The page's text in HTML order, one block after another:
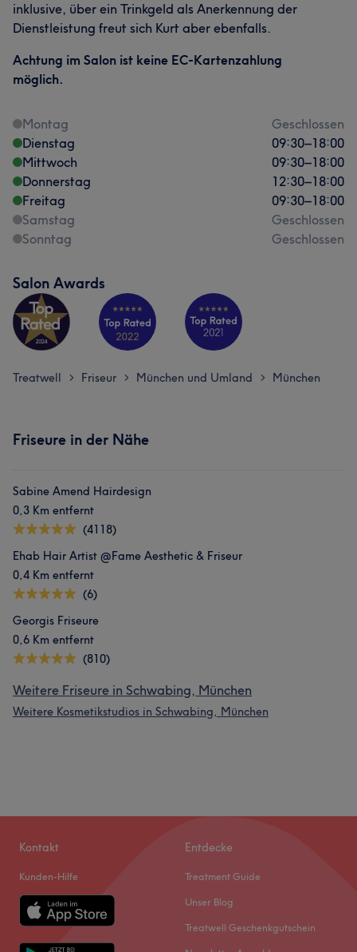
inklusive, über ein Trinkgeld als Anerkennung der
Dienstleistung freut sich Kurt aber ebenfalls.
Achtung im Salon ist keine EC-Kartenzahlung
möglich.
Montag
Geschlossen
Dienstag
09:30–18:00
Mittwoch
09:30–18:00
Donnerstag
12:30–18:00
Freitag
09:30–18:00
Samstag
Geschlossen
Sonntag
Geschlossen
Salon Awards
Treatwell > Friseur > München und Umland > München
Friseure in der Nähe
Sabine Amend Hairdesign
0,3 Km entfernt
(4118)
Ehab Hair Artist @Fame Aesthetic & Friseur
0,4 Km entfernt
(6)
Georgis Friseure
0,6 Km entfernt
(810)
Weitere Friseure in Schwabing, München
Weitere Kosmetikstudios in Schwabing, München
Kontakt
Kunden-Hilfe
Entdecke
Treatment Guide
Unser Blog
Treatwell Geschenkgutschein